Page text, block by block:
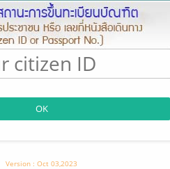
OK
Version : Oct 03,2023